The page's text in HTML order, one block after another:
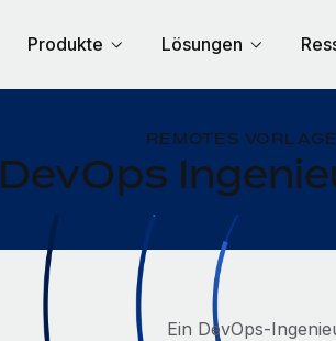
Produkte Lösungen
REMOTES
DevOps
Ein DevOps-